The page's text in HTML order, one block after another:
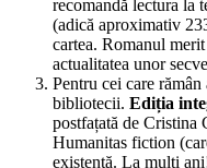
recomandă lectura la
(adică aproximativ
cartea. Romanul
actualitatea unor
Pentru cei care
bibliotecii. Ediția
postfațată de Cristina
Humanitas fiction
existență. La mulți